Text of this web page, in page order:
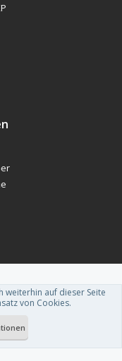
von xenDach
.
weiterhin auf dieser Seite
von Cookies.